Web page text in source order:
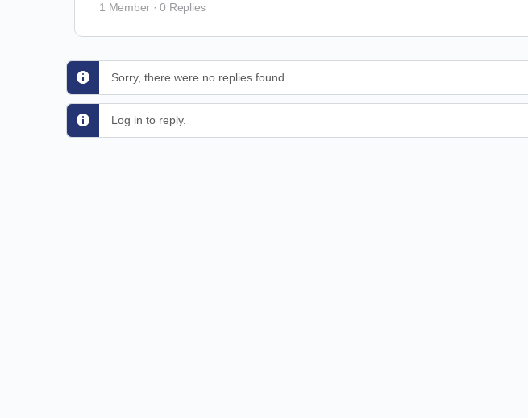
1 Member · 0 Replies
Sorry, there were no replies found.
Log in to reply.